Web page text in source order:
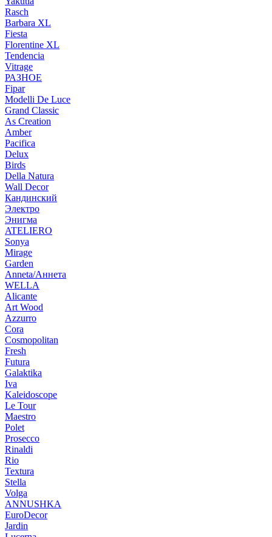
Rasch
Barbara XL
Fiesta
Florentine XL
Tendencia
Vitrage
РАЗНОЕ
Fipar
Modelli De Luce
Grand Classic
As Creation
Amber
Pacifica
Delux
Birds
Della Natura
Wall Decor
Кандинский
Электро
Энигма
ATELIERO
Sonya
Mirage
Garden
Anneta/Аннета
WELLA
Alicante
Art Wood
Azzurro
Cora
Cosmopolitan
Fresh
Futura
Galaktika
Iva
Kaleidoscope
Le Tour
Maestro
Polet
Prosecco
Rinaldi
Rio
Textura
Stella
Volga
ANNUSHKA
EuroDecor
Jardin